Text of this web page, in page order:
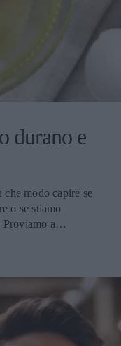
durano e
che modo capire se
o se stiamo
Proviamo a